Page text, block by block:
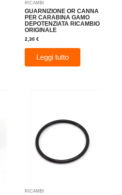
RICAMBI
GUARNIZIONE OR CANNA
PER CARABINA GAMO
DEPOTENZIATA RICAMBIO
ORIGINALE
2,30€
Leggi tutto
RICAMBI